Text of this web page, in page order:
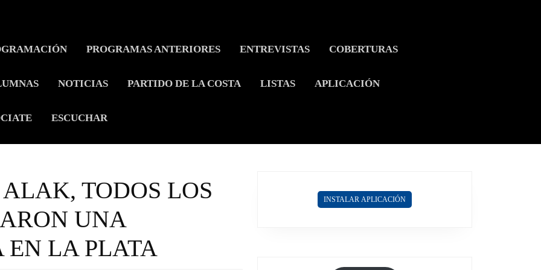
PROGRAMAS ANTERIORES ENTREVISTAS COBERTURAS
NOTICIAS PARTIDO DE LA COSTA LISTAS APLICACIÓN
ESCUCHAR
TODOS LOS
UNA
LA PLATA
INSTALAR APLICACIÓN